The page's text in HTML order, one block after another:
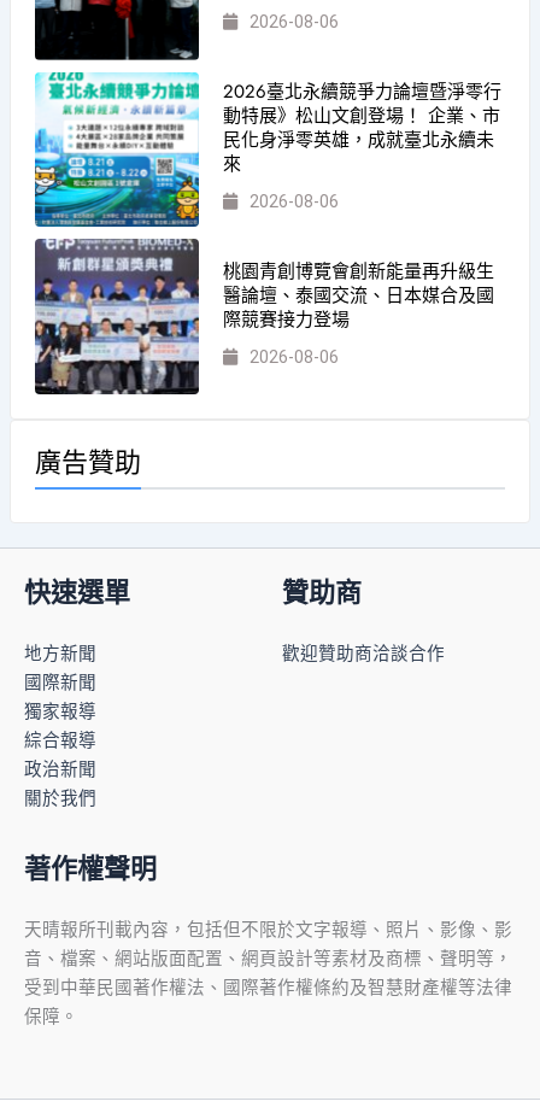
2026-08-06
2026臺北永續競爭力論壇暨淨零行
動特展》松山文創登場！ 企業、市
民化身淨零英雄，成就臺北永續未
來
2026-08-06
桃園青創博覽會創新能量再升級生
醫論壇、泰國交流、日本媒合及國
際競賽接力登場
2026-08-06
廣告贊助
快速選單
地方新聞
國際新聞
獨家報導
綜合報導
政治新聞
關於我們
贊助商
歡迎贊助商洽談合作
著作權聲明
天晴報所刊載內容，包括但不限於文字報導、照片、影像、影
音、檔案、網站版面配置、網頁設計等素材及商標、聲明等，
受到中華民國著作權法、國際著作權條約及智慧財產權等法律
保障。